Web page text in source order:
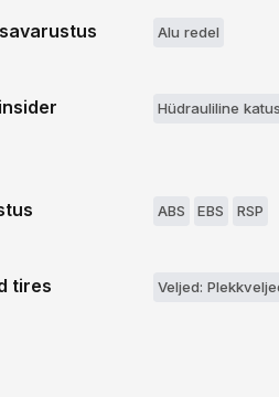
Alu redel
Hüdrauliline katus
ABS EBS RSP
tires Veljed: